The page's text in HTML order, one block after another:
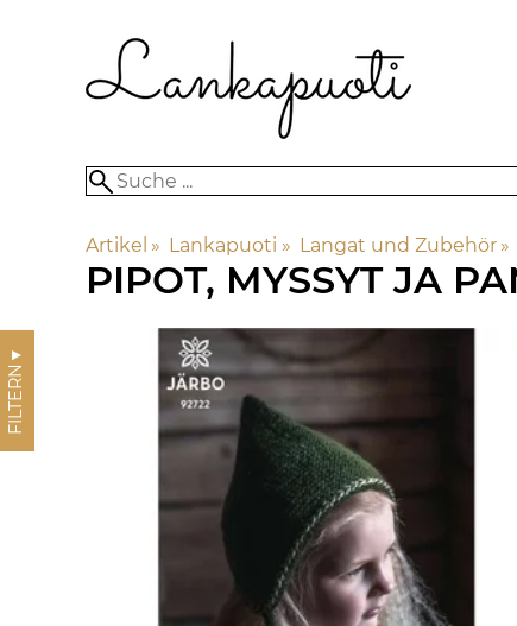
Artikel ‪» Lankapuoti ‪» Langat und Zubehör ‪»
PIPOT, MYSSYT JA
FILTERN
▼